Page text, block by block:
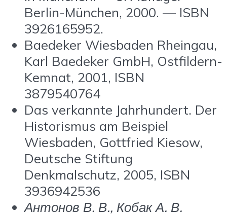
Berlin-München, 2000. — ISBN
3926165952.
Baedeker Wiesbaden Rheingau,
Karl Baedeker GmbH, Ostfildern-
Kemnat, 2001, ISBN
3879540764
Das verkannte Jahrhundert. Der
Historismus am Beispiel
Wiesbaden, Gottfried Kiesow,
Deutsche Stiftung
Denkmalschutz, 2005, ISBN
3936942536
Антонов В. В., Кобак А. В.